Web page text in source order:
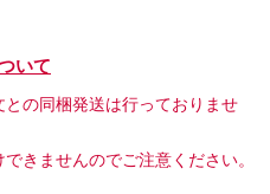
いて
の同梱発送は行っておりませ
きませんのでご注意ください。